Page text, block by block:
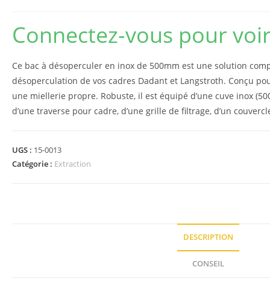
Connectez-vous pour
Ce bac à désoperculer en inox de 500mm est une solution
désoperculation de vos cadres Dadant et Langstroth. Conçu
une miellerie propre. Robuste, il est équipé d’une cuve inox
d’une traverse pour cadre, d’une grille de filtrage, d’un
UGS : 15-0013
Catégorie : Extraction
DESCRIPTION
CONSEIL